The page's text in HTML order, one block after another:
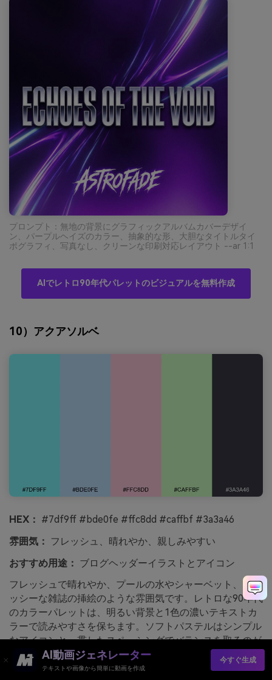
プロンプト：無地の背景にグラフィックアルバムカバーデザイ
ン、パープルヘイズのカラー、抽象的な形、大胆なタイトルタイ
ポグラフィ、写真なし、クリーンな印刷対応レイアウト --ar 1:1
AIでレトロ90年代パレットのビジュアルを無料作成
10）アクアソルベ
HEX： #7df9ff #bde0fe #ffc8dd #caffbf #3a3a46
雰囲気：
フレッシュ、晴れやか、親しみやすい
おすすめ用途： ブログヘッダーイラストとアイコン
フレッシュで晴れやか、プールの水やシャーベット、グロ
ッシーな雑誌の挿絵のような雰囲気です。レトロな90年代
のカラーパレットは、明るい背景と1色の濃いテキストカ
ラーで読みやすさを保ちます。ソフトパステルはシンプル
なアイコンと一貫したスペーシングでバランスを取るのが
コツ。コツ：各カテゴリごとに1つのパステルを選ぶと、
ナビゲーションが直感的になります。
AI動画ジェネレーター
テキストや画像から簡単に動画を作成
今すぐ生成